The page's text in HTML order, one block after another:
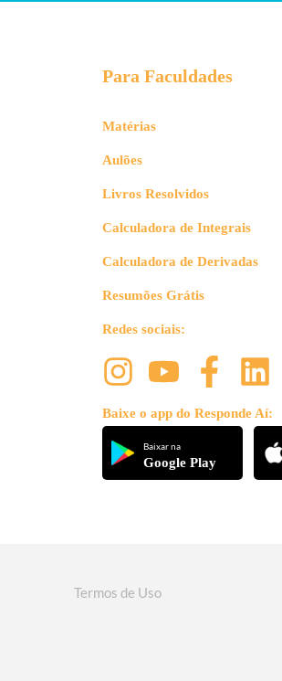
Para Faculdades
Matérias
Aulões
Livros Resolvidos
Calculadora de Integrais
Calculadora de Derivadas
Resumões Grátis
Redes sociais:
Baixe o app do Responde Aí:
Baixar na
Google Play
Termos de Uso